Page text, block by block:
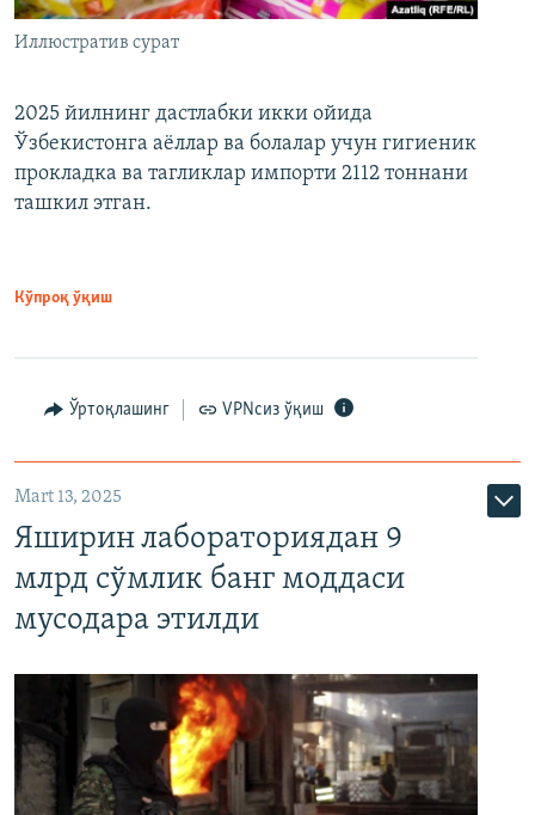
Иллюстратив сурат
2025 йилнинг дастлабки икки ойида
Ўзбекистонга аёллар ва болалар учун гигиеник
прокладка ва тагликлар импорти 2112 тоннани
ташкил этган.
Кўпроқ ўқиш
Ўртоқлашинг VPNсиз ўқиш
Mart 13, 2025
Яширин лабораториядан 9
млрд сўмлик банг моддаси
мусодара этилди